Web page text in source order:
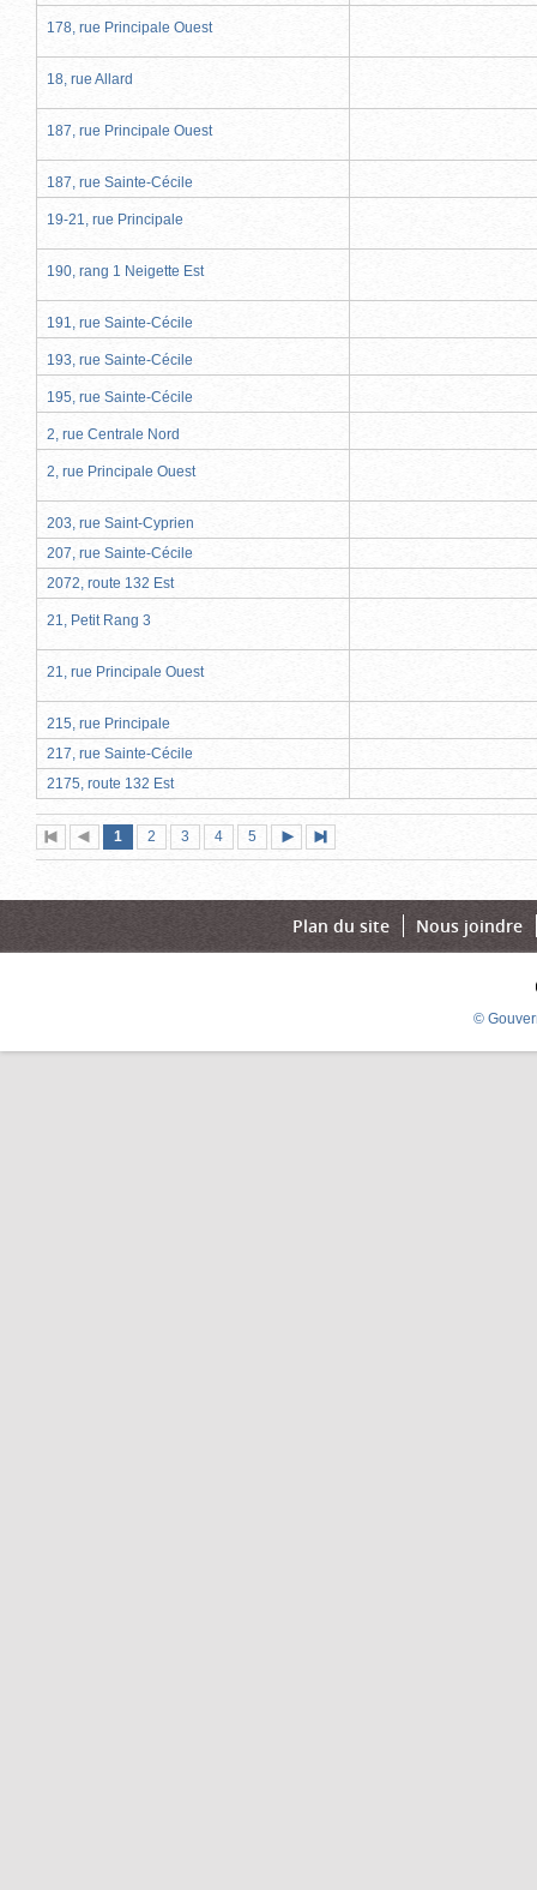
178, rue Principale Ouest
18, rue Allard
187, rue Principale Ouest
187, rue Sainte-Cécile
19-21, rue Principale
190, rang 1 Neigette Est
191, rue Sainte-Cécile
193, rue Sainte-Cécile
195, rue Sainte-Cécile
2, rue Centrale Nord
2, rue Principale Ouest
203, rue Saint-Cyprien
207, rue Sainte-Cécile
2072, route 132 Est
21, Petit Rang 3
21, rue Principale Ouest
215, rue Principale
217, rue Sainte-Cécile
2175, route 132 Est
Première
page
Page
précédente
Page
1 (page
actuelle)
Page
2 Page
3 Page
4 Page
5
suivante
page
Plan du site Nous joindre
©